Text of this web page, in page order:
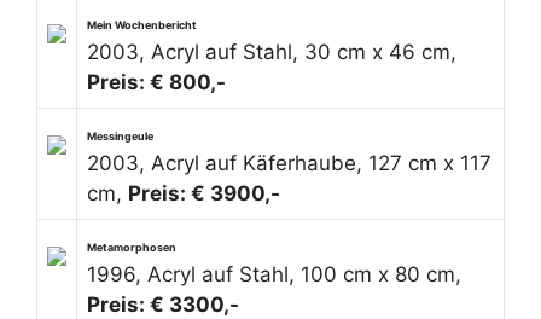
Mein Wochenbericht
2003, Acryl auf Stahl, 30 cm x 46 cm,
Preis: € 800,-
Messingeule
2003, Acryl auf Käferhaube, 127 cm x 117
cm, Preis: € 3900,-
Metamorphosen
1996, Acryl auf Stahl, 100 cm x 80 cm,
Preis: € 3300,-